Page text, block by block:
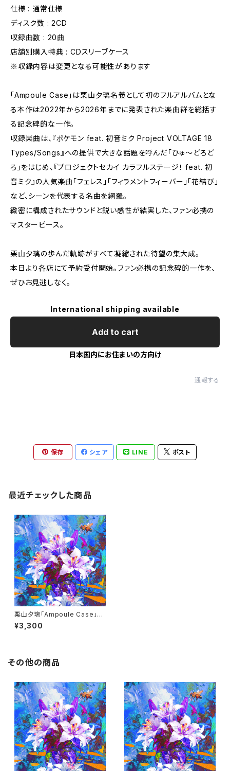
仕様 : 通常仕様
ディスク数 : 2CD
収録曲数 : 20曲
店舗別購入特典 : CDスリーブケース
※収録内容は変更となる可能性があります
「Ampoule Case」は栗山夕璃名義として初のフルアルバムとな
る本作は2022年から2026年までに発表された楽曲群を総括す
る記念碑的な一作。
収録楽曲は、『ポケモン feat. 初音ミク Project VOLTAGE 18
Types/Songs』への提供で大きな話題を呼んだ「ひゅ〜どろど
ろ」をはじめ、『プロジェクトセカイ カラフルステージ！ feat. 初
音ミク』の人気楽曲「フェレス」「フィラメントフィーバー」「花結び」
など、シーンを代表する名曲を網羅。
緻密に構成されたサウンドと鋭い感性が結実した、ファン必携の
マスターピース。
栗山夕璃の歩んだ軌跡がすべて凝縮された待望の集大成。
本日より各店にて予約受付開始。ファン必携の記念碑的一作を、
ぜひお見逃しなく。
International shipping available
Add to cart
日本国内にお住まいの方向け
通報する
保存 シェア LINE ポスト
最近チェックした商品
栗山夕璃「Ampoule Case」通
常盤 (※特典あり)
¥3,300
その他の商品